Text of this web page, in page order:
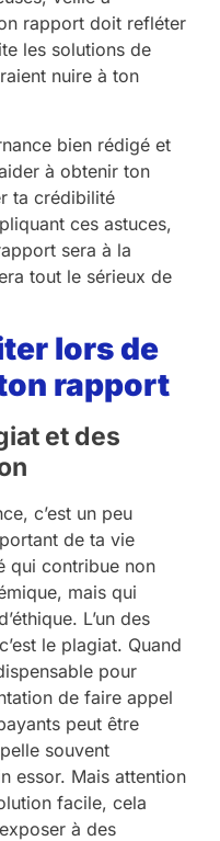
rapport doit refléter
les solutions de
nuire à ton
bien rédigé et
à obtenir ton
ta crédibilité
ces astuces,
sera à la
tout le sérieux de
lors de
rapport
et des
c’est un peu
de ta vie
qui contribue non
mais qui
L’un des
le plagiat. Quand
pour
de faire appel
peut être
souvent
essor. Mais attention
facile, cela
à des